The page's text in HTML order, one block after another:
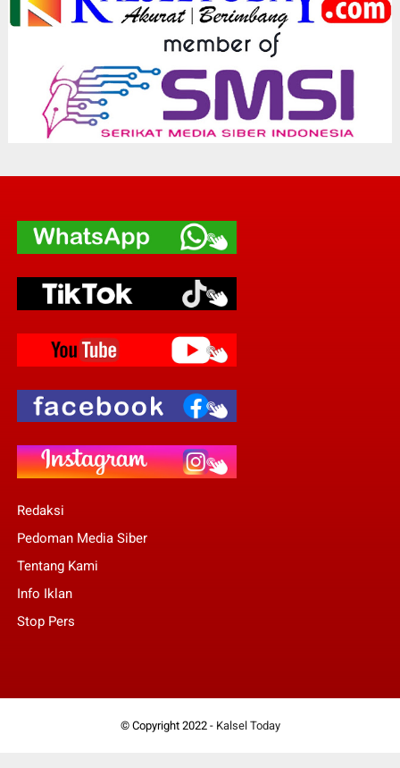
Redaksi
Pedoman Media Siber
Tentang Kami
Info Iklan
Stop Pers
© Copyright 2022 - Kalsel Today